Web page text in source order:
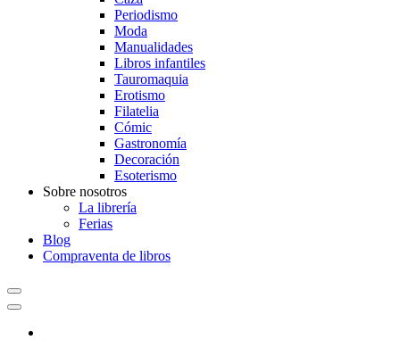
Periodismo
Moda
Manualidades
Libros infantiles
Tauromaquia
Erotismo
Filatelia
Cómic
Gastronomía
Decoración
Esoterismo
Sobre nosotros
La librería
Ferias
Blog
Compraventa de libros